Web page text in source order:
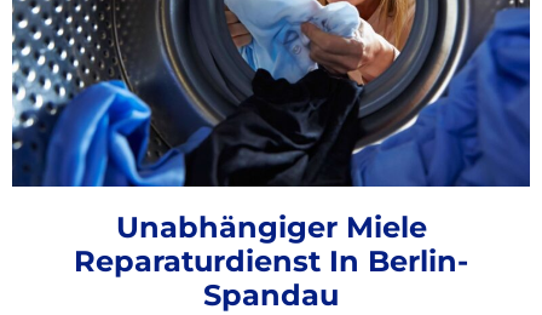
Unabhängiger Miele
Reparaturdienst In Berlin-
Spandau